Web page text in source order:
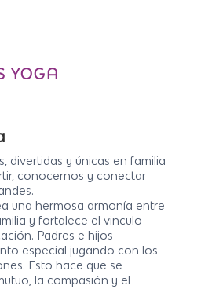
YOGA
divertidas y únicas en familia
conocernos y conectar
una hermosa armonía entre
y fortalece el vinculo
Padres e hijos
especial jugando con los
Esto hace que se
la compasión y el